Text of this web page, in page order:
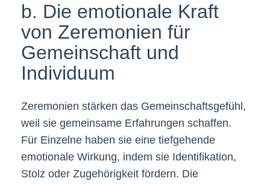
b. Die emotionale Kraft
von Zeremonien für
Gemeinschaft und
Individuum
Zeremonien stärken das Gemeinschaftsgefühl,
weil sie gemeinsame Erfahrungen schaffen.
Für Einzelne haben sie eine tiefgehende
emotionale Wirkung, indem sie Identifikation,
Stolz oder Zugehörigkeit fördern. Die